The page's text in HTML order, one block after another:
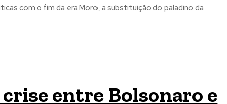
com o fim da era Moro, a substituição do paladino da
entre Bolsonaro e